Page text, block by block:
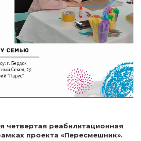
четвертая реабилитационная
проекта «Пересмешник».